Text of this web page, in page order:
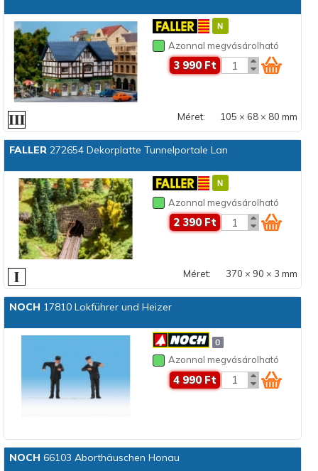
Azonnal megvásárolható
3 990 Ft
Méret: 105 × 68 × 80 mm
FALLER272654 Dekorplatte Tunnelportale Lan
Azonnal megvásárolható
2 390 Ft
Méret: 370 × 90 × 3 mm
NOCH 17810 Lokführer und Heizer
Azonnal megvásárolható
4 990 Ft
NOCH 66103 Aborthäuschen Honau